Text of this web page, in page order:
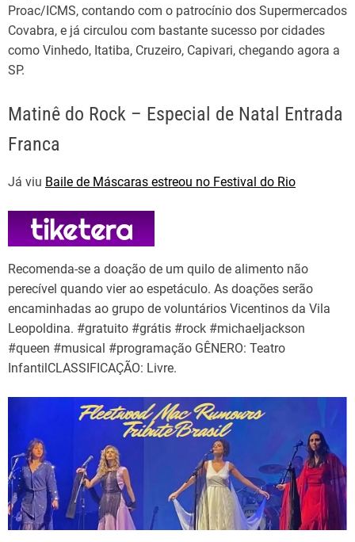
Proac/ICMS, contando com o patrocínio dos Supermercados
Covabra, e já circulou com bastante sucesso por cidades
como Vinhedo, Itatiba, Cruzeiro, Capivari, chegando agora a
SP.
Matinê do Rock – Especial de Natal Entrada
Franca
Já viu Baile de Máscaras estreou no Festival do Rio
Recomenda-se a doação de um quilo de alimento não
perecível quando vier ao espetáculo. As doações serão
encaminhadas ao grupo de voluntários Vicentinos da Vila
Leopoldina. #gratuito #grátis #rock #michaeljackson
#queen #musical #programação GÊNERO: Teatro
InfantilCLASSIFICAÇÃO: Livre.